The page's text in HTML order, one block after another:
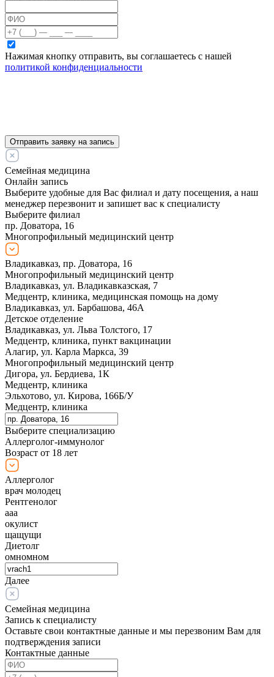
Нажимая кнопку отправить, вы соглашаетесь с нашей
политикой конфиденциальности
Отправить заявку на запись
Семейная медицина
Онлайн запись
Выберите удобные для Вас филиал и дату посещения, а наш
менеджер перезвонит и запишет вас к специалисту
Выберите филиал
пр. Доватора, 16
Многопрофильный медицинский центр
Владикавказ, пр. Доватора, 16
Многопрофильный медицинский центр
Владикавказ, ул. Владикавказская, 7
Медцентр, клиника, медицинская помощь на дому
Владикавказ, ул. Барбашова, 46А
Детское отделение
Владикавказ, ул. Льва Толстого, 17
Медцентр, клиника, пункт вакцинации
Алагир, ул. Карла Маркса, 39
Многопрофильный медицинский центр
Дигора, ул. Бердиева, 1К
Медцентр, клиника
Эльхотово, ул. Кирова, 166Б/У
Медцентр, клиника
Выберите специализацию
Аллерголог-иммунолог
Возраст от 18 лет
Аллерголог
врач молодец
Рентгенолог
ааа
окулист
щащущи
Диетолг
омномном
Далее
Семейная медицина
Запись к специалисту
Оставьте свои контактные данные и мы перезвоним Вам для
подтверждения записи
Контактные данные